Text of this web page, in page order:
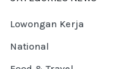
Lowongan Kerja
National